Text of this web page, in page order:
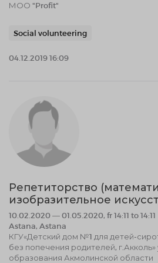
МОО "Profit"
Social volunteering
04.12.2019 16:09
Репетиторство
изобразительное
10.02.2020 — 01.05.2020, fr 14:11 to 14:11
Astana, Astana
КГУ«Детский дом №1 для детей-
без попечения родителей,
образования Акмолинской области